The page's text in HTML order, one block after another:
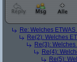
Re: Welches
Re(2): Welches
Re(3):
Re(4):
Re(5):